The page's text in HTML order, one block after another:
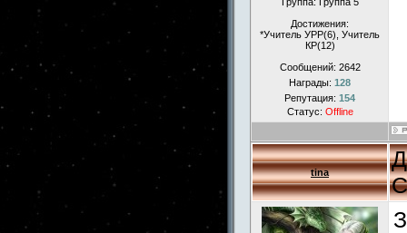
Достижения:
*Учитель УРР(6), Учитель
КР(12)
Сообщений: 2642
Награды: 128
Репутация: 154
Статус: Offline
tina